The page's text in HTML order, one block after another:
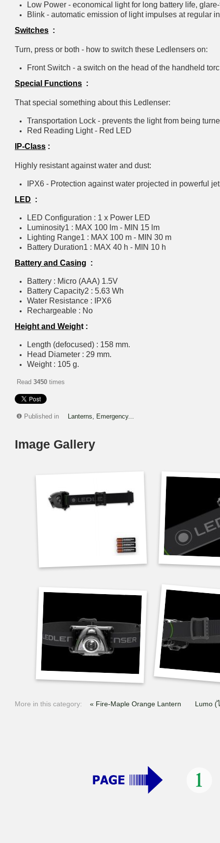
Low Power - economical light for long battery life,
Blink - automatic emission of light impulses at regular
Switches :
Turn, press or both - how to switch these Ledlensers on:
Front Switch - a switch on the head of the handheld
Special Functions :
That special something about this Ledlenser:
Transportation Lock - prevents the light from being
Red Reading Light - Red LED
IP-Class :
Highly resistant against water and dust:
IPX6 - Protection against water projected in powerful
LED :
LED Configuration : 1 x Power LED
Luminosity1 : MAX 100 lm - MIN 15 lm
Lighting Range1 : MAX 100 m - MIN 30 m
Battery Duration1 : MAX 40 h - MIN 10 h
Battery and Casing :
Battery : Micro (AAA) 1.5V
Battery Capacity2 : 5.63 Wh
Water Resistance : IPX6
Rechargeable : No
Height and Weight :
Length (defocused) : 158 mm.
Head Diameter : 29 mm.
Weight : 105 g.
Read 3450 times
Published in Lanterns, Emergency...
Image Gallery
More in this category: « Fire-Maple Orange Lantern Lumo